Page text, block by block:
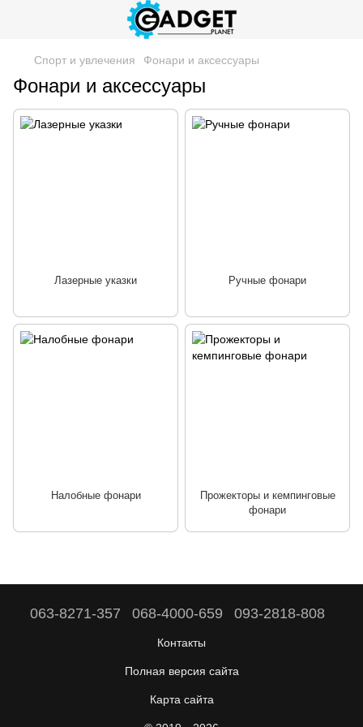
Спорт и увлечения Фонари и аксессуары
Фонари и аксессуары
Лазерные указки Ручные фонари
Налобные фонари
Прожекторы и кемпинговые
фонари
063-8271-357 068-4000-659 093-2818-808
Контакты
Полная версия сайта
Карта сайта